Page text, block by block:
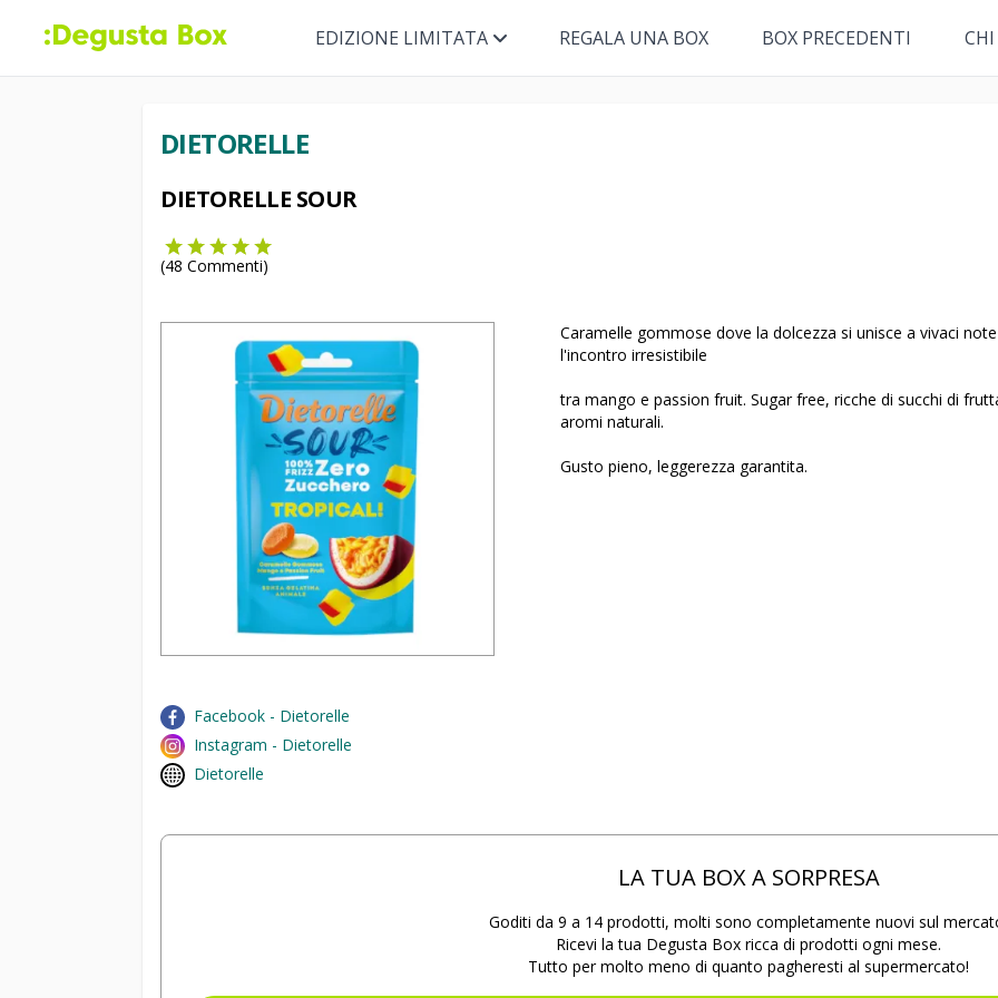
EDIZIONE LIMITATA REGALA UNA BOX BOX PRECEDENTI
DIETORELLE
DIETORELLE SOUR
(48 Commenti)
Caramelle gommose dove la dolcezza si unisce a vivaci
l'incontro irresistibile
tra mango e passion fruit. Sugar free, ricche di succhi di
aromi naturali.
Gusto pieno, leggerezza garantita.
Facebook - Dietorelle
Instagram - Dietorelle
Dietorelle
LA TUA BOX A SORPRESA
Goditi da 9 a 14 prodotti, molti sono completamente nuovi sul
Ricevi la tua Degusta Box ricca di prodotti ogni mese.
Tutto per molto meno di quanto pagheresti al supermercato!